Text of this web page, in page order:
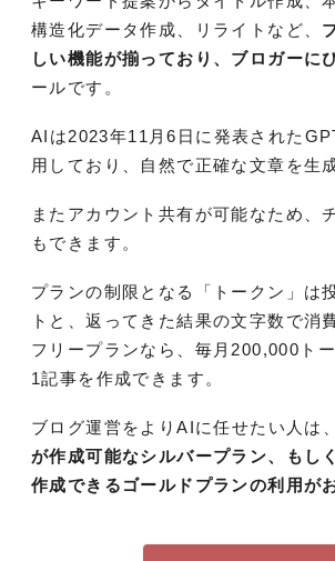
構造化データ作成、リライトなど、
しい機能が揃っており、ブロガーに
ールです。
AIは2023年11月6日に発表された
用しており、自然で正確な文章を生
またアカウント共有が可能なため、
もできます。
プランの制限となる「トークン」は
トと、返ってきた結果の文字数で消
フリープランなら、毎月200,000ト
1記事を作成できます。
ブログ運営をよりAIに任せたい人は
が作成可能なシルバープラン、もし
作成できるゴールドプランの利用が